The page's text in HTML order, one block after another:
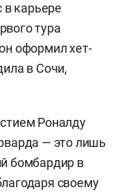
карьере
тура
оформил хет-
в Сочи,
Роналду
— это лишь
бомбардир в
своему